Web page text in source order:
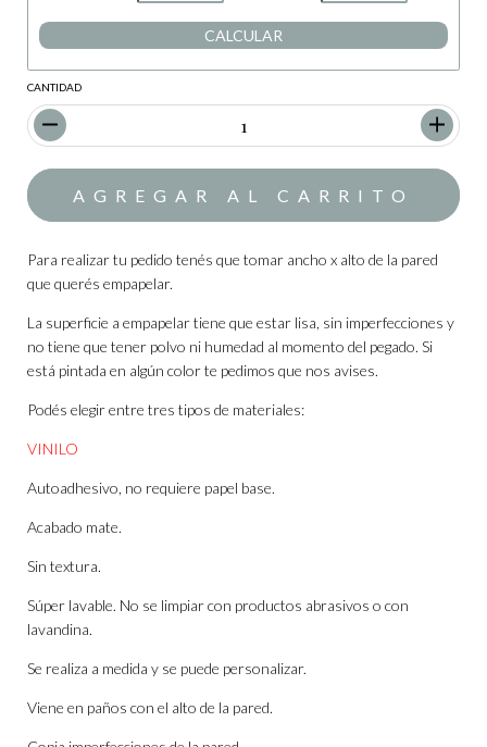
CALCULAR
CANTIDAD
Para realizar tu pedido tenés que tomar ancho x alto de la pared
que querés empapelar.
La superficie a empapelar tiene que estar lisa, sin imperfecciones y
no tiene que tener polvo ni humedad al momento del pegado. Si
está pintada en algún color te pedimos que nos avises.
Podés elegir entre tres tipos de materiales:
VINILO
Autoadhesivo, no requiere papel base.
Acabado mate.
Sin textura.
Súper lavable. No se limpiar con productos abrasivos o con
lavandina.
Se realiza a medida y se puede personalizar.
Viene en paños con el alto de la pared.